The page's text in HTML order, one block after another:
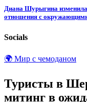
Диана Шурыгина
отношения с
Socials
🌍 Мир с чемоданом
Туристы в
митинг в